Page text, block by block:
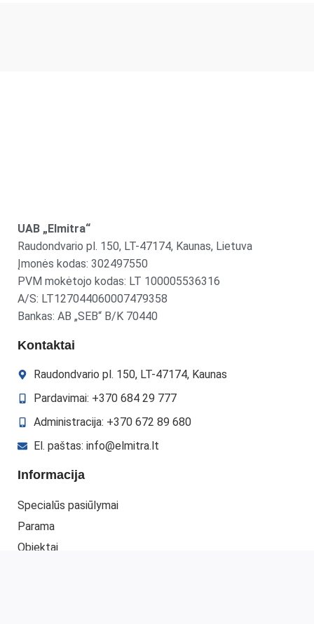
UAB „Elmitra“
Raudondvario pl. 150, LT-47174, Kaunas, Lietuva
Įmonės kodas: 302497550
PVM mokėtojo kodas: LT 100005536316
A/S: LT127044060007479358
Bankas: AB „SEB“ B/K 70440
Kontaktai
Raudondvario pl. 150, LT-47174, Kaunas
Pardavimai: +370 684 29 777
Administracija: +370 672 89 680
El. paštas: info@elmitra.lt
Informacija
Specialūs pasiūlymai
Parama
Objektai